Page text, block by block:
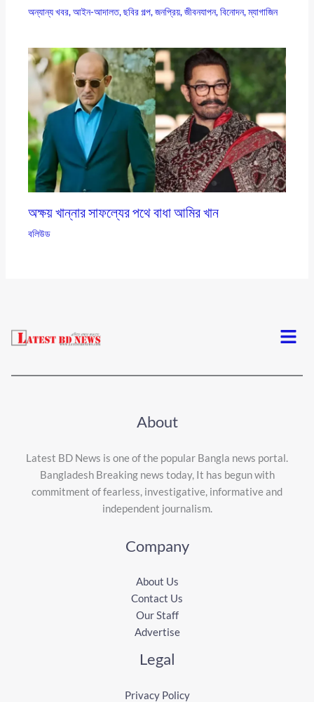
অন্যান্য খবর,আইন-আদালত,ছবির গল্প,জনপ্রিয়,জীবনযাপন,বিনোদন,ম্যাগাজিন
অক্ষয় খান্নার সাফল্যের পথে বাধা আমির খান
বলিউড
Menu
About
Latest BD News is one of the popular Bangla news portal.
Bangladesh Breaking news today, It has begun with
commitment of fearless, investigative, informative and
independent journalism.
Company
About Us
Contact Us
Our Staff
Advertise
Legal
Privacy Policy